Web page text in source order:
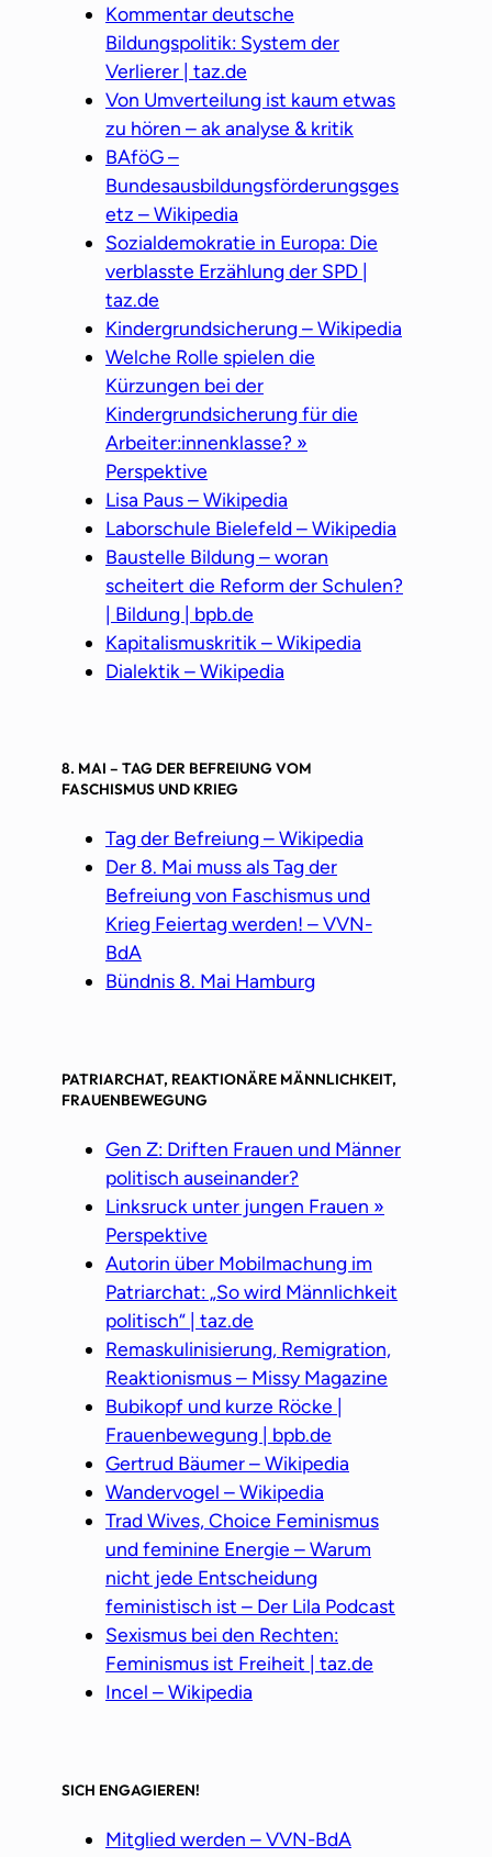
Kommentar deutsche
Bildungspolitik: System der
Verlierer | taz.de
Von Umverteilung ist kaum etwas
zu hören – ak analyse & kritik
BAföG –
Bundesausbildungsförderungsges
etz – Wikipedia
Sozialdemokratie in Europa: Die
verblasste Erzählung der SPD |
taz.de
Kindergrundsicherung – Wikipedia
Welche Rolle spielen die
Kürzungen bei der
Kindergrundsicherung für die
Arbeiter:innenklasse? »
Perspektive
Lisa Paus – Wikipedia
Laborschule Bielefeld – Wikipedia
Baustelle Bildung – woran
scheitert die Reform der Schulen?
| Bildung | bpb.de
Kapitalismuskritik – Wikipedia
Dialektik – Wikipedia
8. MAI – TAG DER BEFREIUNG VOM
FASCHISMUS UND KRIEG
Tag der Befreiung – Wikipedia
Der 8. Mai muss als Tag der
Befreiung von Faschismus und
Krieg Feiertag werden! – VVN-
BdA
Bündnis 8. Mai Hamburg
PATRIARCHAT, REAKTIONÄRE MÄNNLICHKEIT,
FRAUENBEWEGUNG
Gen Z: Driften Frauen und Männer
politisch auseinander?
Linksruck unter jungen Frauen »
Perspektive
Autorin über Mobilmachung im
Patriarchat: „So wird Männlichkeit
politisch“ | taz.de
Remaskulinisierung, Remigration,
Reaktionismus – Missy Magazine
Bubikopf und kurze Röcke |
Frauenbewegung | bpb.de
Gertrud Bäumer – Wikipedia
Wandervogel – Wikipedia
Trad Wives, Choice Feminismus
und feminine Energie – Warum
nicht jede Entscheidung
feministisch ist – Der Lila Podcast
Sexismus bei den Rechten:
Feminismus ist Freiheit | taz.de
Incel – Wikipedia
SICH ENGAGIEREN!
Mitglied werden – VVN-BdA